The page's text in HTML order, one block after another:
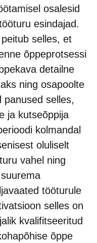
osalesid
esindajad.
selles, et
õppeprotsessi
detailne
ning osapoolte
selles,
ja kutseõppija
kolmandal
oluliselt
vahel ning
tööturule
selles on
kvalifitseeritud
õppe